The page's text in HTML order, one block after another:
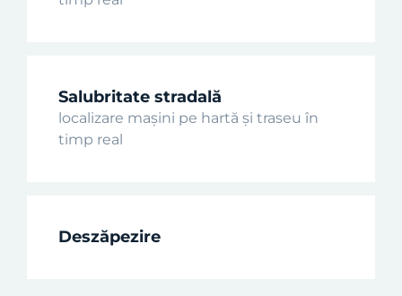
Salubritate stradală
localizare mașini pe hartă și traseu în
timp real
Deszăpezire